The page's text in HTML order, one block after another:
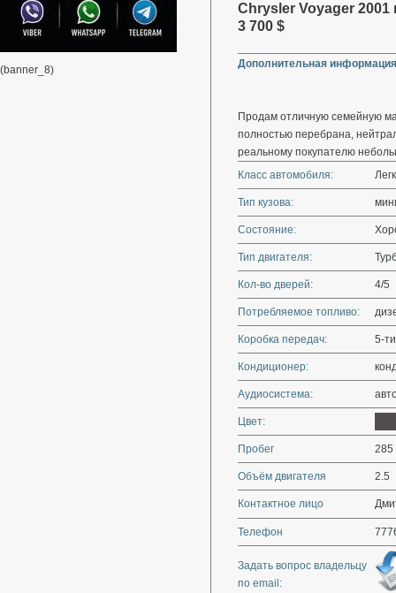
(banner_8)
Chrysler Voyager 2001
3 700 $
Дополнительная
Продам отличную семейную
полностью перебрана,
реальному покупателю
Класс автомобиля:
Тип кузова:
Состояние:
Тип двигателя:
Кол-во дверей: 4/5
Потребляемое топливо:
Коробка передач: 5-
Кондиционер:
Аудиосистема:
Цвет:
Пробег 285
Объём двигателя 2.5
Контактное лицо
Телефон
Задать вопрос владельцу
по email: